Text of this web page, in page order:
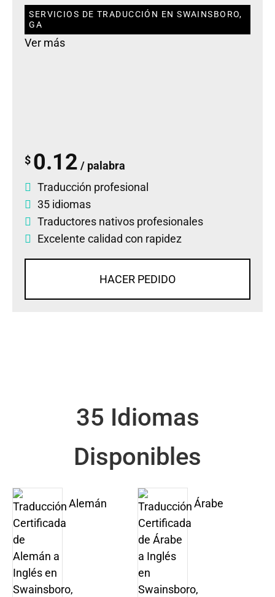
SERVICIOS DE TRADUCCIÓN EN SWAINSBORO,
GA
Ver más
$ 0.12 / palabra
Traducción profesional
35 idiomas
Traductores nativos profesionales
Excelente calidad con rapidez
HACER PEDIDO
35 Idiomas
Disponibles
Alemán Árabe